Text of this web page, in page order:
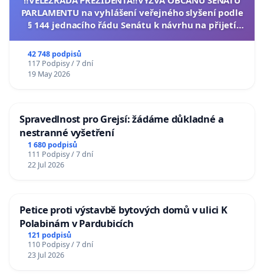
PARLAMENTU na vyhlášení veřejného slyšení podle
§ 144 jednacího řádu Senátu k návrhu na přijetí
42 748 podpisů
117 Podpisy / 7 dní
19 May 2026
Spravedlnost pro Grejsí: žádáme důkladné a
nestranné vyšetření
1 680 podpisů
111 Podpisy / 7 dní
22 Jul 2026
Petice proti výstavbě bytových domů v ulici K
Polabinám v Pardubicích
121 podpisů
110 Podpisy / 7 dní
23 Jul 2026